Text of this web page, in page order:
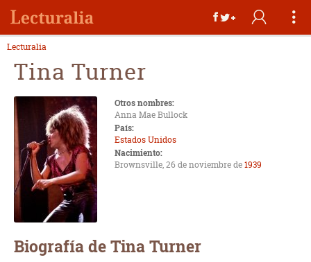
Lecturalia
Tina Turner
Otros nombres:
Anna Mae Bullock
País:
Estados Unidos
Nacimiento:
Brownsville, 26 de noviembre de1939
Biografía de Tina Turner